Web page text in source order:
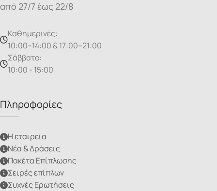
από 27/7 έως 22/8
Καθημερινές:
10:00–14:00 & 17:00–21:00
Σάββατο:
10:00 - 15:00
Πληροφορίες
Η εταιρεία
Νέα & Δράσεις
Πακέτα Επίπλωσης
Σειρές επίπλων
Συχνές Ερωτήσεις